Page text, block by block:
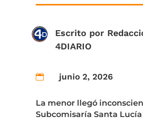
Escrito por
4DIARIO
 junio 2, 2026
La menor llegó
Subcomisaría Santa Lucía